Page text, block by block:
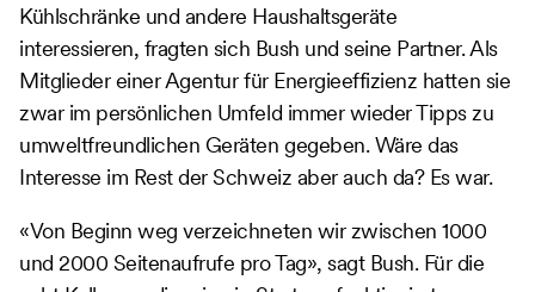
Kühlschränke und andere Haushaltsgeräte
interessieren, fragten sich Bush und seine Partner. Als
Mitglieder einer Agentur für Energieeffizienz hatten sie
zwar im persönlichen Umfeld immer wieder Tipps zu
umweltfreundlichen Geräten gegeben. Wäre das
Interesse im Rest der Schweiz aber auch da? Es war.
«Von Beginn weg verzeichneten wir zwischen 1000
und 2000 Seitenaufrufe pro Tag», sagt Bush. Für die